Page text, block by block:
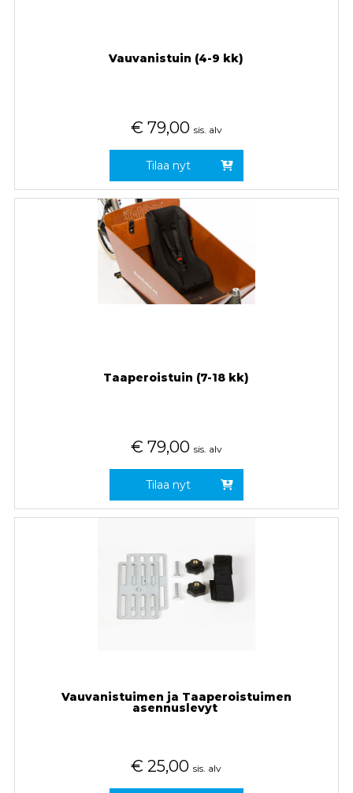
Vauvanistuin (4-9 kk)
€ 79,00 sis. alv
Tilaa nyt
Taaperoistuin (7-18 kk)
€ 79,00 sis. alv
Tilaa nyt
Vauvanistuimen ja Taaperoistuimen
asennuslevyt
€ 25,00 sis. alv